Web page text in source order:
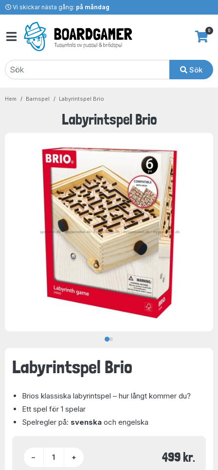
Vi skickar nästa gång: på måndag
Sök
0
Hem Barnspel Labyrintspel Brio
Labyrintspel Brio
Labyrintspel Brio
Brios klassiska labyrintspel – hur långt kommer du?
Ett spel för 1 spelar
Spelregler på: svenska och engelska
− + 499 kr.